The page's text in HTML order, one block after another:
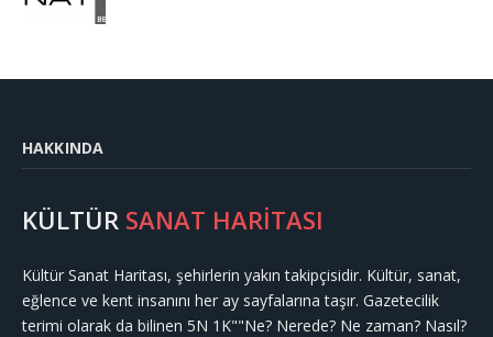
HAKKINDA
KÜLTÜR SANAT HARİTASI
Kültür Sanat Haritası, şehirlerin yakın takipçisidir. Kültür, sanat,
eğlence ve kent insanını her ay sayfalarına taşır. Gazetecilik
terimi olarak da bilinen 5N 1K""Ne? Nerede? Ne zaman? Nasıl?